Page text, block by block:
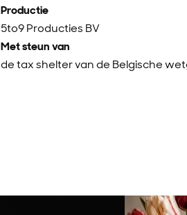
Productie
5to9 Producties BV
Met steun van
de tax shelter van de Belgische